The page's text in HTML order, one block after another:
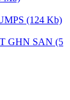
(124 Kb)
GHN SAN (5